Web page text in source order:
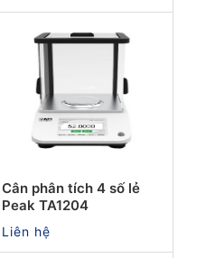
Cân phân tích 4 số lẻ
Peak TA1204
Liên hệ